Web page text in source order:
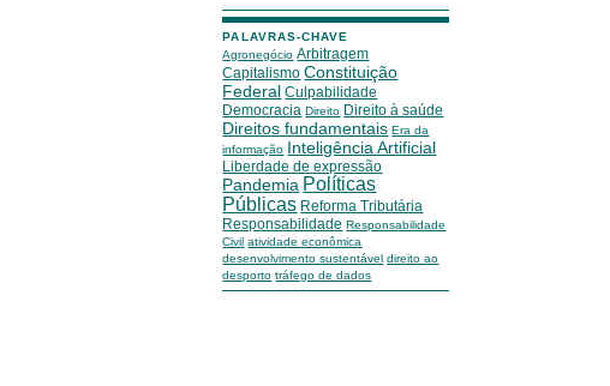
PALAVRAS-CHAVE
Agronegócio Arbitragem
Capitalismo Constituição
Federal Culpabilidade
Democracia Direito Direito à saúde
Direitos fundamentais Era da
informação Inteligência Artificial
Liberdade de expressão
Pandemia Políticas
Públicas Reforma Tributária
Responsabilidade Responsabilidade
Civil atividade econômica
desenvolvimento sustentável direito ao
desporto tráfego de dados